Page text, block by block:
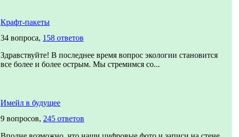
Крафт-пакеты
34 вопроса, 158 ответов
Здравствуйте! В последнее время вопрос экологии становится
все более и более острым. Мы стремимся со...
Имейл в будущее
9 вопросов, 245 ответов